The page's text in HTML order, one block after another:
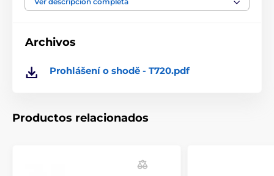
carácter ilustrativo.
Accesorios Collares de adiestramiento
Archivos
Prohlášení o shodě - T720.pdf
Productos relacionados